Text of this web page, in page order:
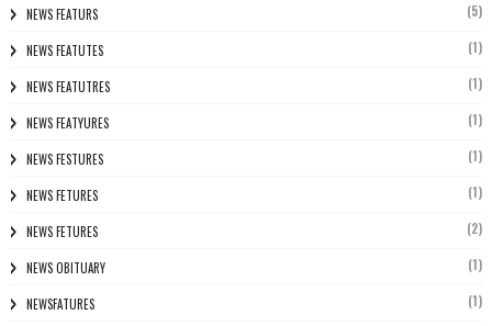
NEWS FEATURS (5)
NEWS FEATUTES (1)
NEWS FEATUTRES (1)
NEWS FEATYURES (1)
NEWS FESTURES (1)
NEWS FETURES (1)
NEWS FETURES (2)
NEWS OBITUARY (1)
NEWSFATURES (1)